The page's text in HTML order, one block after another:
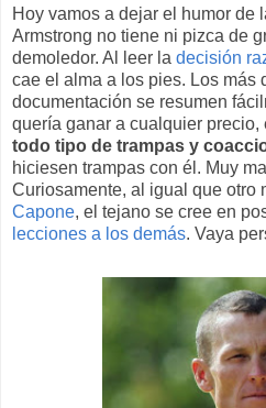
Hoy vamos a dejar el humor de
Armstrong no tiene ni pizca de
demoledor. Al leer la decisión
cae el alma a los pies. Los más
documentación se resumen
quería ganar a cualquier precio,
todo tipo de trampas y
hiciesen trampas con él. Muy
Curiosamente, al igual que otro
Capone, el tejano se cree en
lecciones a los demás. Vaya